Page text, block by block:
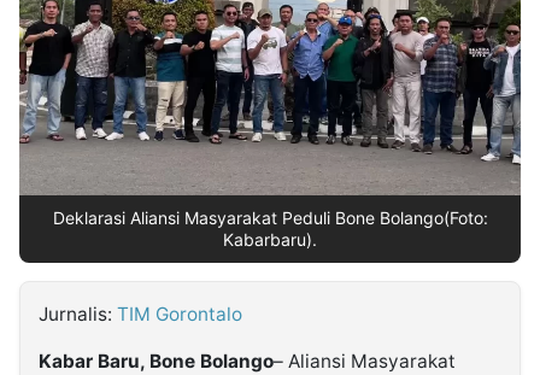
Insight
NTB
Suara
Time
Lens
IDN
Daily
Jogja
Jalan
Rakyat
Idealita
News
Kita
Notice
Radar
Baru
Seedbacklink
Follow
Kabarbaru
Deklarasi Aliansi Masyarakat Peduli Bone Bolango(Foto:
Kabarbaru).
Jurnalis: TIM Gorontalo
Kabar Baru, Bone Bolango– Aliansi Masyarakat